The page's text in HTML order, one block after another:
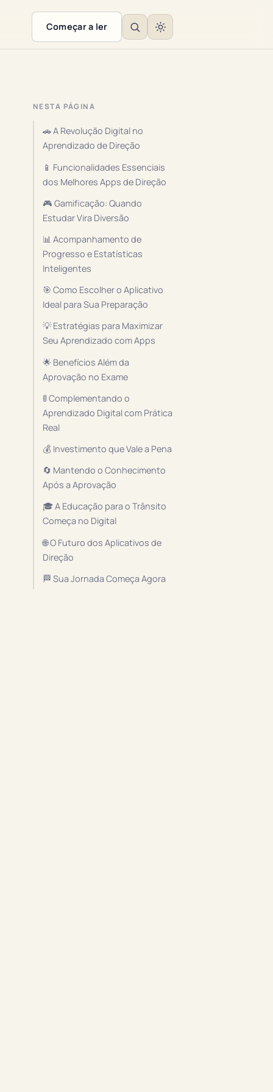
Começar a ler
NESTA PÁGINA
🚗 A Revolução Digital no
Aprendizado de Direção
📱 Funcionalidades Essenciais
dos Melhores Apps de Direção
🎮 Gamificação: Quando
Estudar Vira Diversão
📊 Acompanhamento de
Progresso e Estatísticas
Inteligentes
🎯 Como Escolher o Aplicativo
Ideal para Sua Preparação
💡 Estratégias para Maximizar
Seu Aprendizado com Apps
🌟 Benefícios Além da
Aprovação no Exame
🚦 Complementando o
Aprendizado Digital com Prática
Real
💰 Investimento que Vale a Pena
🔄 Mantendo o Conhecimento
Após a Aprovação
🎓 A Educação para o Trânsito
Começa no Digital
🌐 O Futuro dos Aplicativos de
Direção
🏁 Sua Jornada Começa Agora